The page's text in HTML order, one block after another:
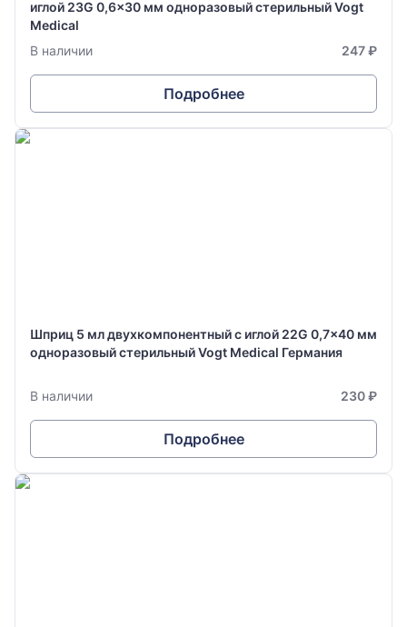
иглой 23G 0,6x30 мм одноразовый стерильный Vogt
Medical
В наличии
247 ₽
Подробнее
Шприц 5 мл двухкомпонентный с иглой 22G 0,7x40 мм
одноразовый стерильный Vogt Medical Германия
В наличии 230 ₽
Подробнее